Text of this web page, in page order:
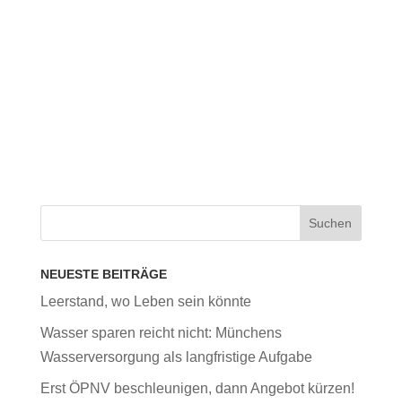
NEUESTE BEITRÄGE
Leerstand, wo Leben sein könnte
Wasser sparen reicht nicht: Münchens
Wasserversorgung als langfristige Aufgabe
Erst ÖPNV beschleunigen, dann Angebot kürzen!